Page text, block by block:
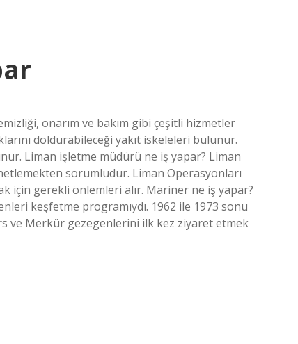
onarım ve bakım gibi çeşitli hizmetler
doldurabileceği yakıt iskeleleri bulunur.
Liman işletme müdürü ne iş yapar? Liman
sorumludur. Liman Operasyonları
için gerekli önlemleri alır. Mariner ne iş yapar?
keşfetme programıydı. 1962 ile 1973 sonu
ve Merkür gezegenlerini ilk kez ziyaret etmek